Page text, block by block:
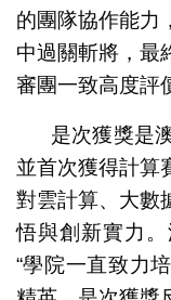
的團隊協作能力
中過關斬將，最
審團一致高度評
是次獲獎是
並首次獲得計算
對雲計算、大數
悟與創新實力
“學院一直致力